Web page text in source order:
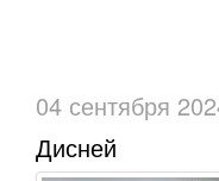
04 сентября
Дисней